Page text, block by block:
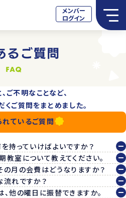
メンバー
ログイン
ご不明なことなど、
ご質問をまとめました。
ているご質問
持っていけばよいですか？
室について教えてください。
の月の会費はどうなりますか？
流れですか？
他の曜日に振替できますか。